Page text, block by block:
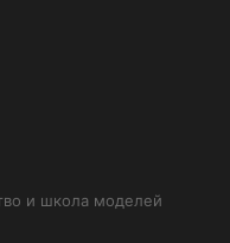
и школа моделей